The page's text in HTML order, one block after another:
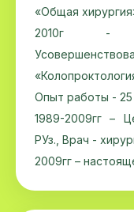
«Общая
2010г - Ташкентский
Опыт работы - 25
1989-2009гг –
РУз., Врач -
2009гг –